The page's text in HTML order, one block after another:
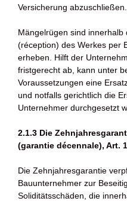
Versicherung abzuschließen.
Mängelrügen sind
(réception) des Werkes per
erheben. Hilft der
fristgerecht ab, kann unter
Voraussetzungen eine
und notfalls gerichtlich die
Unternehmer durchgesetzt
2.1.3 Die
(garantie décennale), Art.
Die Zehnjahresgarantie
Bauunternehmer zur
Soliditätsschäden, die